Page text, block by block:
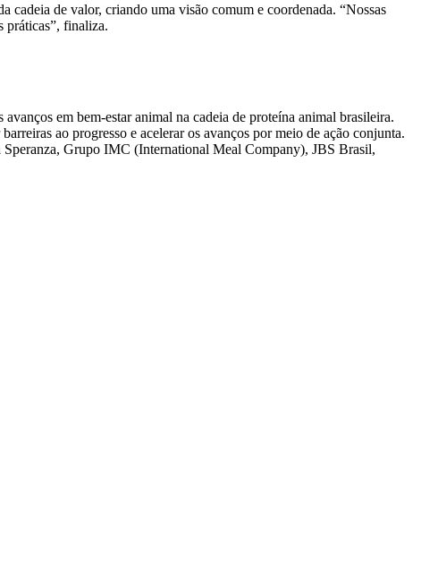
cadeia de valor, criando uma visão comum e coordenada. “Nossas
práticas”, finaliza.
em bem-estar animal na cadeia de proteína animal brasileira.
ao progresso e acelerar os avanços por meio de ação conjunta.
Grupo IMC (International Meal Company), JBS Brasil,